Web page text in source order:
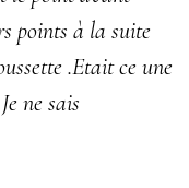
points à la suite
.Etait ce une
ne sais